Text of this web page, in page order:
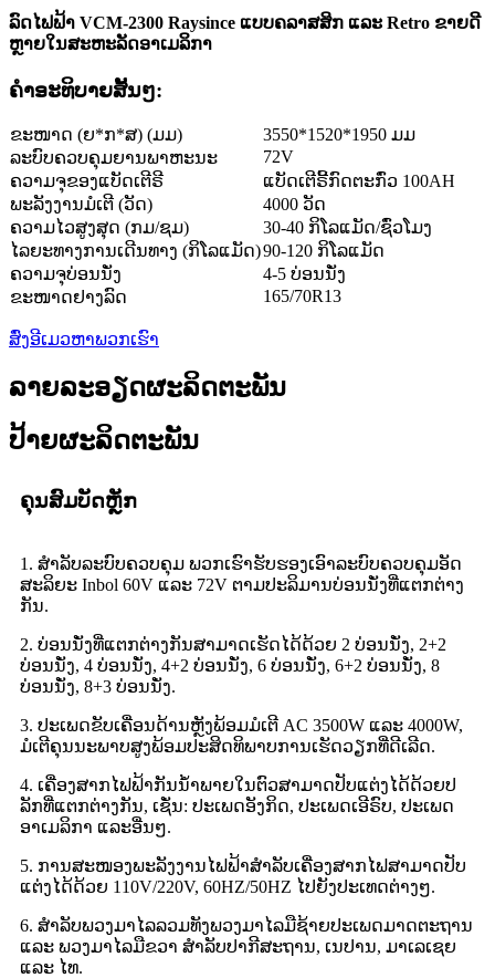
ລົດໄຟຟ້າ VCM-2300 Raysince ແບບຄລາສສິກ ແລະ Retro ຂາຍດີ
ຫຼາຍໃນສະຫະລັດອາເມລິກາ
ຄໍາອະທິບາຍສັ້ນໆ:
ຂະໜາດ (ຍ*ກ*ສ) (ມມ)
3550*1520*1950 ມມ
ລະບົບຄວບຄຸມຍານພາຫະນະ
72V
ຄວາມຈຸຂອງແບັດເຕີຣີ
ແບັດເຕີຣີ້ກົດຕະກົ່ວ 100AH
ພະລັງງານມໍເຕີ (ວັດ)
4000 ວັດ
ຄວາມໄວສູງສຸດ (ກມ/ຊມ)
30-40 ກິໂລແມັດ/ຊົ່ວໂມງ
ໄລຍະທາງການເດີນທາງ (ກິໂລແມັດ)90-120 ກິໂລແມັດ
ຄວາມຈຸບ່ອນນັ່ງ
4-5 ບ່ອນນັ່ງ
ຂະໜາດຢາງລົດ
165/70R13
ສົ່ງອີເມວຫາພວກເຮົາ
ລາຍລະອຽດຜະລິດຕະພັນ
ປ້າຍຜະລິດຕະພັນ
ຄຸນສົມບັດຫຼັກ
1. ສຳລັບລະບົບຄວບຄຸມ ພວກເຮົາຮັບຮອງເອົາລະບົບຄວບຄຸມອັດ
ສະລິຍະ Inbol 60V ແລະ 72V ຕາມປະລິມານບ່ອນນັ່ງທີ່ແຕກຕ່າງ
ກັນ.
2. ບ່ອນນັ່ງທີ່ແຕກຕ່າງກັນສາມາດເຮັດໄດ້ດ້ວຍ 2 ບ່ອນນັ່ງ, 2+2
ບ່ອນນັ່ງ, 4 ບ່ອນນັ່ງ, 4+2 ບ່ອນນັ່ງ, 6 ບ່ອນນັ່ງ, 6+2 ບ່ອນນັ່ງ, 8
ບ່ອນນັ່ງ, 8+3 ບ່ອນນັ່ງ.
3. ປະເພດຂັບເຄື່ອນດ້ານຫຼັງພ້ອມມໍເຕີ AC 3500W ແລະ 4000W,
ມໍເຕີຄຸນນະພາບສູງພ້ອມປະສິດທິພາບການເຮັດວຽກທີ່ດີເລີດ.
4. ເຄື່ອງສາກໄຟຟ້າກັນນ້ຳພາຍໃນຕົວສາມາດປັບແຕ່ງໄດ້ດ້ວຍປ
ລັກທີ່ແຕກຕ່າງກັນ, ເຊັ່ນ: ປະເພດອັງກິດ, ປະເພດເອີຣົບ, ປະເພດ
ອາເມລິກາ ແລະອື່ນໆ.
5. ການສະໜອງພະລັງງານໄຟຟ້າສຳລັບເຄື່ອງສາກໄຟສາມາດປັບ
ແຕ່ງໄດ້ດ້ວຍ 110V/220V, 60HZ/50HZ ໄປຍັງປະເທດຕ່າງໆ.
6. ສຳລັບພວງມາໄລລວມທັງພວງມາໄລມືຊ້າຍປະເພດມາດຕະຖານ
ແລະ ພວງມາໄລມືຂວາ ສຳລັບປາກີສະຖານ, ເນປານ, ມາເລເຊຍ
ແລະ ໄທ.